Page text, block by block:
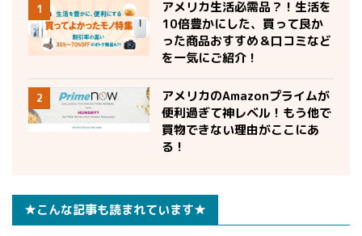
1
アメリカ生活必需品？！生活を
10倍豊かにした、買って良か
った商品おすすめ＆口コミなど
を一気にご紹介！
2
アメリカのAmazonプライムが
便利過ぎて神レベル！もう他で
買物できない理由がここにあ
る！
★こんな記事も読まれています★